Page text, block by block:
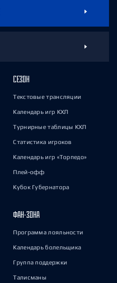
СЕЗОН
Текстовые трансляции
Календарь игр КХЛ
Турнирные таблицы КХЛ
Статистика игроков
Календарь игр «Торпедо»
Плей-офф
Кубок Губернатора
ФАН-ЗОНА
Программа лояльности
Календарь болельщика
Группа поддержки
Талисманы